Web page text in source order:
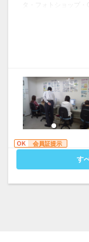
タ・フォトショップ
給付金対象コース等
会員証提示
す